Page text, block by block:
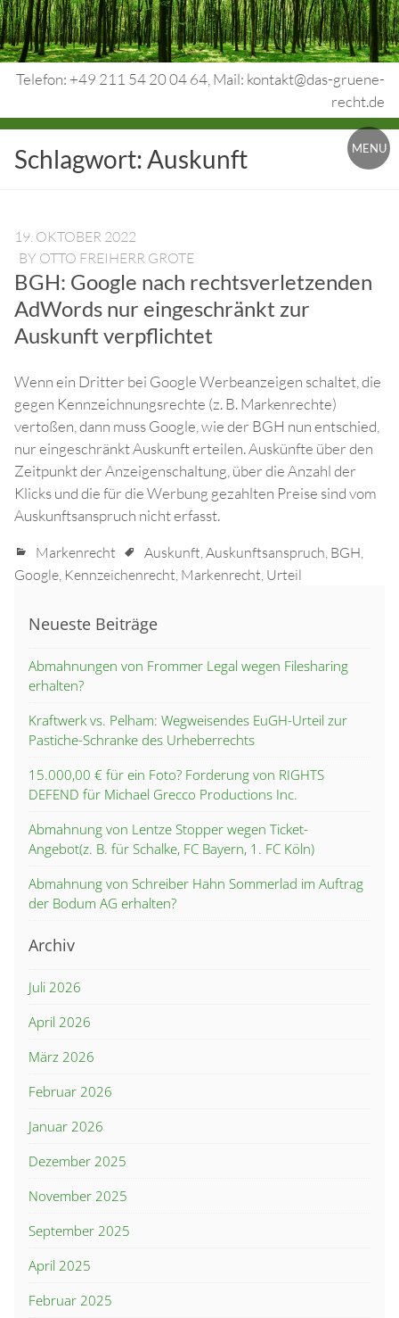
Skip
to
content
Telefon: +49 211 54 20 04 64, Mail: kontakt@das-gruene-
recht.de
Urheberrecht.
Medienrecht.
Rechtsschutz.
MENU
Schlagwort:Auskunft
19. OKTOBER 2022
BY OTTO FREIHERR GROTE
BGH: Google nach rechtsverletzenden
AdWords nur eingeschränkt zur
Auskunft verpflichtet
Wenn ein Dritter bei Google Werbeanzeigen schaltet, die
gegen Kennzeichnungsrechte (z. B. Markenrechte)
vertoßen, dann muss Google, wie der BGH nun entschied,
nur eingeschränkt Auskunft erteilen. Auskünfte über den
Zeitpunkt der Anzeigenschaltung, über die Anzahl der
Klicks und die für die Werbung gezahlten Preise sind vom
Auskunftsanspruch nicht erfasst.
Markenrecht Auskunft,Auskunftsanspruch, BGH,
Google, Kennzeichenrecht, Markenrecht, Urteil
Neueste Beiträge
Abmahnungen von Frommer Legal wegen Filesharing
erhalten?
Kraftwerk vs. Pelham: Wegweisendes EuGH-Urteil zur
Pastiche-Schranke des Urheberrechts
15.000,00 € für ein Foto? Forderung von RIGHTS
DEFEND für Michael Grecco Productions Inc.
Abmahnung von Lentze Stopper wegen Ticket-
Angebot(z. B. für Schalke, FC Bayern, 1. FC Köln)
Abmahnung von Schreiber Hahn Sommerlad im Auftrag
der Bodum AG erhalten?
Archiv
Juli 2026
April 2026
März 2026
Februar 2026
Januar 2026
Dezember 2025
November 2025
September 2025
April 2025
Februar 2025